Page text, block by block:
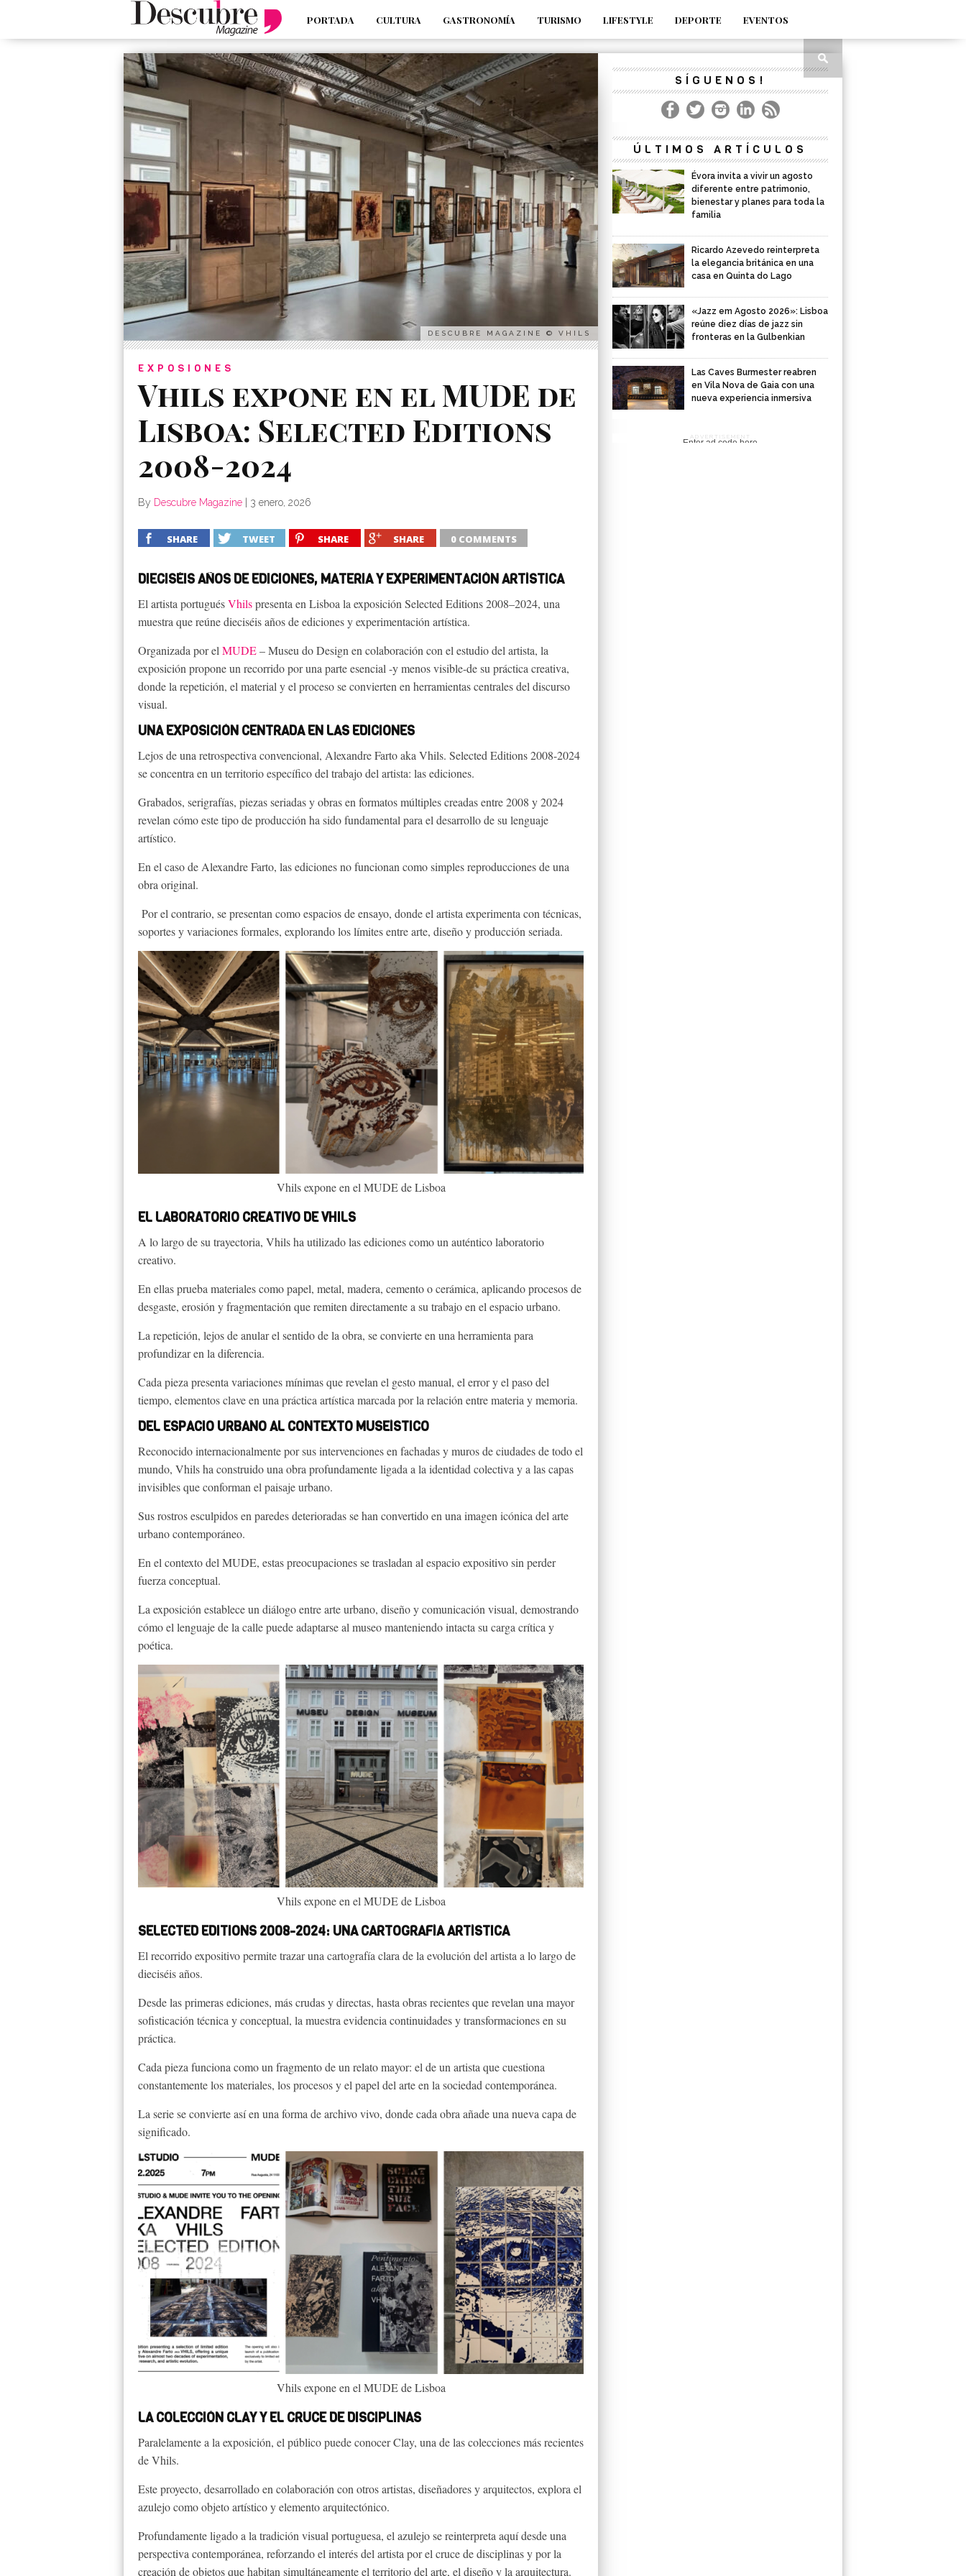
PORTADA CULTURA GASTRONOMÍA TURISMO LIFESTYLE DEPORTE
EVENTOS
google-site-verification=_UCdsju0_s7tEFgjpjNYWdThIX7oTMtHhdhYNQ_fdM4
DESCUBRE MAGAZINE © VHILS
EXPOSIONES
Vhils expone en el MUDE de
Lisboa: Selected Editions
2008-2024
By Descubre Magazine 3 enero, 2026
SHARE TWEET SHARE SHARE 0 COMMENTS
DIECISÉIS AÑOS DE EDICIONES, MATERIA Y EXPERIMENTACIÓN ARTÍSTICA
El artista portuguésVhilspresenta en Lisboa la exposición Selected Editions 2008–2024, una
muestra que reúne dieciséis años de ediciones y experimentación artística.
Organizada por el MUDE– Museu do Design en colaboración con el estudio del artista, la
exposición propone un recorrido por una parte esencial -y menos visible-de su práctica creativa,
donde la repetición, el material y el proceso se convierten en herramientas centrales del discurso
visual.
UNA EXPOSICIÓN CENTRADA EN LAS EDICIONES
Lejos de una retrospectiva convencional, Alexandre Farto aka Vhils. Selected Editions 2008-2024
se concentra en un territorio específico del trabajo del artista: las ediciones.
Grabados, serigrafías, piezas seriadas y obras en formatos múltiples creadas entre 2008 y 2024
revelan cómo este tipo de producción ha sido fundamental para el desarrollo de su lenguaje
artístico.
En el caso de Alexandre Farto, las ediciones no funcionan como simples reproducciones de una
obra original.
Por el contrario, se presentan como espacios de ensayo, donde el artista experimenta con técnicas,
soportes y variaciones formales, explorando los límites entre arte, diseño y producción seriada.
Vhils expone en el MUDE de Lisboa
EL LABORATORIO CREATIVO DE VHILS
A lo largo de su trayectoria, Vhils ha utilizado las ediciones como un auténtico laboratorio
creativo.
En ellas prueba materiales como papel, metal, madera, cemento o cerámica, aplicando procesos de
desgaste, erosión y fragmentación que remiten directamente a su trabajo en el espacio urbano.
La repetición, lejos de anular el sentido de la obra, se convierte en una herramienta para
profundizar en la diferencia.
Cada pieza presenta variaciones mínimas que revelan el gesto manual, el error y el paso del
tiempo, elementos clave en una práctica artística marcada por la relación entre materia y memoria.
DEL ESPACIO URBANO AL CONTEXTO MUSEÍSTICO
Reconocido internacionalmente por sus intervenciones en fachadas y muros de ciudades de todo el
mundo, Vhils ha construido una obra profundamente ligada a la identidad colectiva y a las capas
invisibles que conforman el paisaje urbano.
Sus rostros esculpidos en paredes deterioradas se han convertido en una imagen icónica del arte
urbano contemporáneo.
En el contexto del MUDE, estas preocupaciones se trasladan al espacio expositivo sin perder
fuerza conceptual.
La exposición establece un diálogo entre arte urbano, diseño y comunicación visual, demostrando
cómo el lenguaje de la calle puede adaptarse al museo manteniendo intacta su carga crítica y
poética.
Vhils expone en el MUDE de Lisboa
SELECTED EDITIONS 2008-2024: UNA CARTOGRAFÍA ARTÍSTICA
El recorrido expositivo permite trazar una cartografía clara de la evolución del artista a lo largo de
dieciséis años.
Desde las primeras ediciones, más crudas y directas, hasta obras recientes que revelan una mayor
sofisticación técnica y conceptual, la muestra evidencia continuidades y transformaciones en su
práctica.
Cada pieza funciona como un fragmento de un relato mayor: el de un artista que cuestiona
constantemente los materiales, los procesos y el papel del arte en la sociedad contemporánea.
La serie se convierte así en una forma de archivo vivo, donde cada obra añade una nueva capa de
significado.
Vhils expone en el MUDE de Lisboa
LA COLECCIÓN CLAY Y EL CRUCE DE DISCIPLINAS
Paralelamente a la exposición, el público puede conocer Clay, una de las colecciones más recientes
de Vhils.
Este proyecto, desarrollado en colaboración con otros artistas, diseñadores y arquitectos, explora el
azulejo como objeto artístico y elemento arquitectónico.
Profundamente ligado a la tradición visual portuguesa, el azulejo se reinterpreta aquí desde una
perspectiva contemporánea, reforzando el interés del artista por el cruce de disciplinas y por la
creación de objetos que habitan simultáneamente el territorio del arte, el diseño y la arquitectura.
SÍGUENOS!
ÚLTIMOS ARTÍCULOS
Évora invita a vivir un agosto
diferente entre patrimonio,
bienestar y planes para toda la
familia
Ricardo Azevedo reinterpreta
la elegancia británica en una
casa en Quinta do Lago
«Jazz em Agosto 2026»: Lisboa
reúne diez días de jazz sin
fronteras en la Gulbenkian
Las Caves Burmester reabren
en Vila Nova de Gaia con una
nueva experiencia inmersiva
ADVERTISEMENT
Enter ad code here